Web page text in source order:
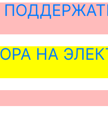
НА